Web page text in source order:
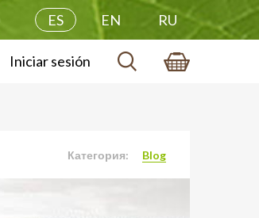
ES EN RU
Iniciar sesión
Категория: Blog